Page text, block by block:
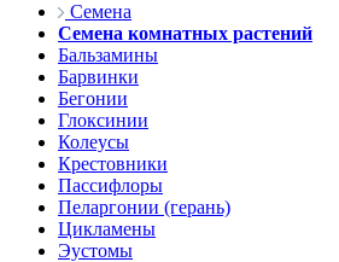
Семена
Семена комнатных растений
Бальзамины
Барвинки
Бегонии
Глоксинии
Колеусы
Крестовники
Пассифлоры
Пеларгонии (герань)
Цикламены
Эустомы